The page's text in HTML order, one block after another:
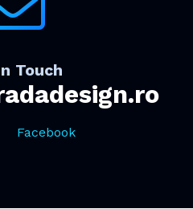
Touch
Facebook